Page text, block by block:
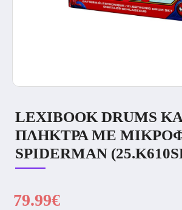
LEXIBOOK DRUMS
ΠΛΗΚΤΡΑ ΜΕ
SPIDERMAN
79.99€